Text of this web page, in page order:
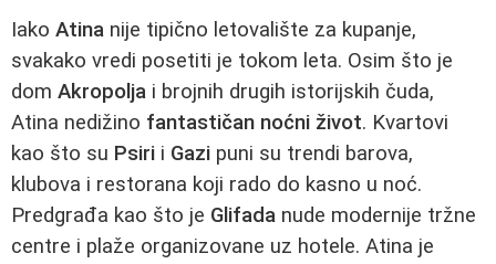
Iako Atina nije tipično letovalište za kupanje,
svakako vredi posetiti je tokom leta. Osim što je
dom Akropolja i brojnih drugih istorijskih čuda,
Atina nedižino fantastičan noćni život. Kvartovi
kao što su Psiri i Gazi puni su trendi barova,
klubova i restorana koji rado do kasno u noć.
Predgrađa kao što je Glifada nude modernije tržne
centre i plaže organizovane uz hotele. Atina je